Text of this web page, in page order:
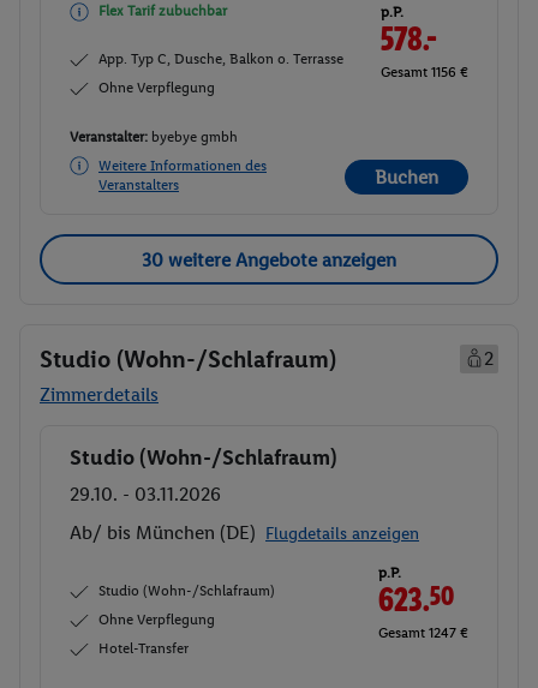
Flex Tarif zubuchbar
App. Typ C, Dusche, Balkon o. Terrasse
Ohne Verpflegung
p.P.
578.-
Gesamt 1156 €
Veranstalter: byebye gmbh
Weitere Informationen des
Veranstalters
Buchen
30 weitere Angebote anzeigen
Studio (Wohn-/Schlafraum)
2
Zimmerdetails
Buchen
Studio (Wohn-/Schlafraum)
29.10. - 03.11.2026
Ab/ bis München (DE) Flugdetails anzeigen
Studio (Wohn-/Schlafraum)
Ohne Verpflegung
Hotel-Transfer
p.P.
623.50
Gesamt 1247 €